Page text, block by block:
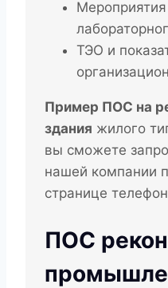
Мероприятия
ТЭО и
Пример ПОС на
здания жилого
вы сможете
нашей компании
странице
ПОС